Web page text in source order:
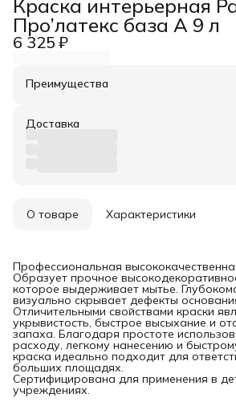
Краска интерьерная
Про’латекс база А 9 л
6 325 ₽
Преимущества
Оплата частями в Сплит
Удобный возврат
Доставка
О товаре Характеристики
Профессиональная
Образует прочное
которое выдерживает мытье.
визуально скрывает дефекты
Отличительными свойствами краски
укрывистость, быстрое высыхание и
запаха. Благодаря простоте
расходу, легкому нанесению и
краска идеально подходит для
больших площадях.
Сертифицирована для применения в
учреждениях.